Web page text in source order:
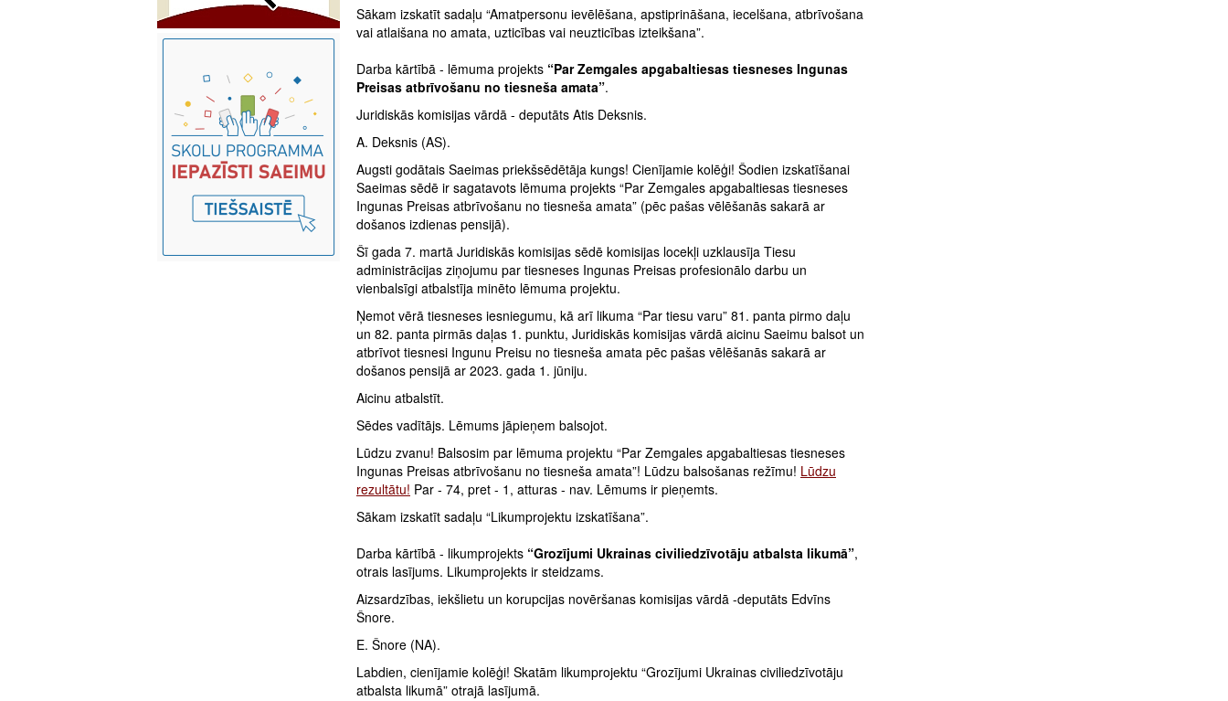
Sākam izskatīt sadaļu “Amatpersonu ievēlēšana, apstiprināšana, iecelšana, atbrīvošana
vai atlaišana no amata, uzticības vai neuzticības izteikšana”.
Darba kārtībā - lēmuma projekts “Par Zemgales apgabaltiesas tiesneses Ingunas
Preisas atbrīvošanu no tiesneša amata”.
Juridiskās komisijas vārdā - deputāts Atis Deksnis.
A. Deksnis (AS).
Augsti godātais Saeimas priekšsēdētāja kungs! Cienījamie kolēģi! Šodien izskatīšanai
Saeimas sēdē ir sagatavots lēmuma projekts “Par Zemgales apgabaltiesas tiesneses
Ingunas Preisas atbrīvošanu no tiesneša amata” (pēc pašas vēlēšanās sakarā ar
došanos izdienas pensijā).
Šī gada 7. martā Juridiskās komisijas sēdē komisijas locekļi uzklausīja Tiesu
administrācijas ziņojumu par tiesneses Ingunas Preisas profesionālo darbu un
vienbalsīgi atbalstīja minēto lēmuma projektu.
Ņemot vērā tiesneses iesniegumu, kā arī likuma “Par tiesu varu” 81. panta pirmo daļu
un 82. panta pirmās daļas 1. punktu, Juridiskās komisijas vārdā aicinu Saeimu balsot un
atbrīvot tiesnesi Ingunu Preisu no tiesneša amata pēc pašas vēlēšanās sakarā ar
došanos pensijā ar 2023. gada 1. jūniju.
Aicinu atbalstīt.
Sēdes vadītājs. Lēmums jāpieņem balsojot.
Lūdzu zvanu! Balsosim par lēmuma projektu “Par Zemgales apgabaltiesas tiesneses
Ingunas Preisas atbrīvošanu no tiesneša amata”! Lūdzu balsošanas režīmu! Lūdzu
rezultātu! Par - 74, pret - 1, atturas - nav. Lēmums ir pieņemts.
Sākam izskatīt sadaļu “Likumprojektu izskatīšana”.
Darba kārtībā - likumprojekts “Grozījumi Ukrainas civiliedzīvotāju atbalsta likumā”,
otrais lasījums. Likumprojekts ir steidzams.
Aizsardzības, iekšlietu un korupcijas novēršanas komisijas vārdā -deputāts Edvīns
Šnore.
E. Šnore (NA).
Labdien, cienījamie kolēģi! Skatām likumprojektu “Grozījumi Ukrainas civiliedzīvotāju
atbalsta likumā” otrajā lasījumā.